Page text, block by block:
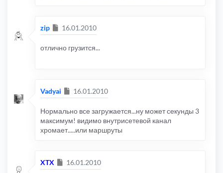
zip Сообщение
16.01.2010
отлично грузится...
Vadyai Сообщение
16.01.2010
Нормально все загружается...ну может секунды 3
максимум! видимо внутрисетевой канал
хромает.....или маршруты
XTX Сообщение
16.01.2010